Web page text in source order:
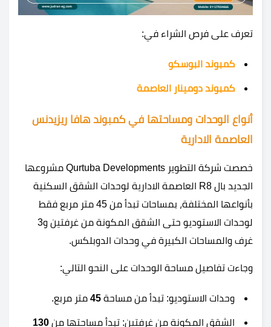
تعرف على فرص الشراء في:
كمبوند البوسكو
كمبوند دومينار العاصمة
أنواع الوحدات ومساحتها في كمبوند هافا ريزيدنس
العاصمة الادارية
خصصت شركة التطوير Qurtuba Developments مشروعها
الجديد بال R8 العاصمة الادارية لوحدات الشقق السكنية
بأنواعها المختلفة، بمساحات تبدأ من 45 متر مربع فقط
لوحدات الاستوديو حتى الشقق المكونة من غرفتين و3
غرف والمساحات الكبيرة في وحدات الدوبلكس.
وجاءت تفاصيل مساحة الوحدات على النحو التالي:
وحدات الاستوديو: تبدأ من مساحة 45 متر مربع.
الشقق المكونة من غرفتين: تبدأ مساحتها من 130